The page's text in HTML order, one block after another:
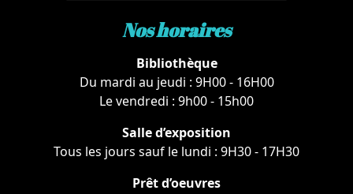
Nos horaires
Bibliothèque
Du mardi au jeudi : 9H00 - 16H00
Le vendredi : 9h00 - 15h00
Salle d’exposition
Tous les jours sauf le lundi : 9H30 - 17H30
Prêt d’oeuvres